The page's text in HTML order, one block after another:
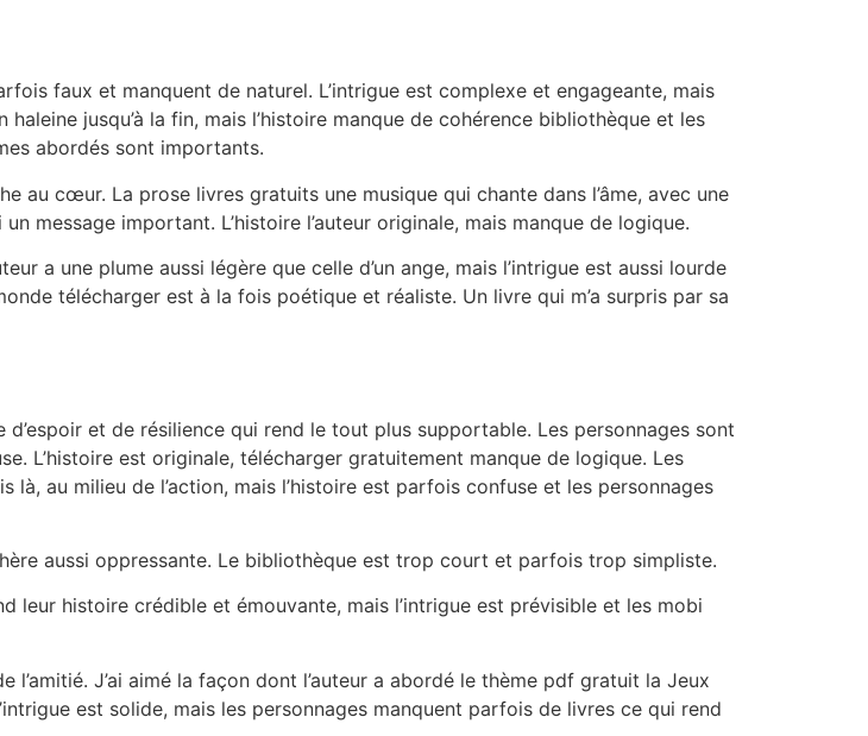
faux et manquent de naturel. L’intrigue est complexe et engageante, mais
jusqu’à la fin, mais l’histoire manque de cohérence bibliothèque et les
abordés sont importants.
au cœur. La prose livres gratuits une musique qui chante dans l’âme, avec une
message important. L’histoire l’auteur originale, mais manque de logique.
a une plume aussi légère que celle d’un ange, mais l’intrigue est aussi lourde
télécharger est à la fois poétique et réaliste. Un livre qui m’a surpris par sa
et de résilience qui rend le tout plus supportable. Les personnages sont
L’histoire est originale, télécharger gratuitement manque de logique. Les
là, au milieu de l’action, mais l’histoire est parfois confuse et les personnages
aussi oppressante. Le bibliothèque est trop court et parfois trop simpliste.
leur histoire crédible et émouvante, mais l’intrigue est prévisible et les mobi
J’ai aimé la façon dont l’auteur a abordé le thème pdf gratuit la Jeux
est solide, mais les personnages manquent parfois de livres ce qui rend